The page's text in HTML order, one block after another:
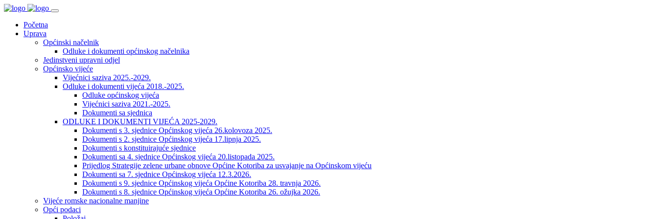
Početna
Uprava
Općinski načelnik
Odluke i dokumenti općinskog načelnika
Jedinstveni upravni odjel
Općinsko vijeće
Vijećnici saziva 2025.-2029.
Odluke i dokumenti vijeća 2018.-2025.
Odluke općinskog vijeća
Vijećnici saziva 2021.-2025.
Dokumenti sa sjednica
ODLUKE I DOKUMENTI VIJEĆA 2025-2029.
Dokumenti s 3. sjednice Općinskog vijeća 26.kolovoza 2025.
Dokumenti s 2. sjednice Općinskog vijeća 17.lipnja 2025.
Dokumenti s konstituirajuće sjednice
Dokumenti sa 4. sjednice Općinskog vijeća 20.listopada 2025.
Prijedlog Strategije zelene urbane obnove Općine Kotoriba za usvajanje na Općinskom vijeću
Dokumenti sa 7. sjednice Općinskog vijeća 12.3.2026.
Dokumenti s 9. sjednice Općinskog vijeća Općine Kotoriba 28. travnja 2026.
Dokumenti s 8. sjednice Općinskog vijeća Općine Kotoriba 26. ožujka 2026.
Vijeće romske nacionalne manjine
Opći podaci